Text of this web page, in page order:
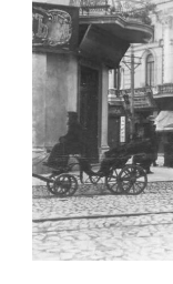
ЖИТОМИР